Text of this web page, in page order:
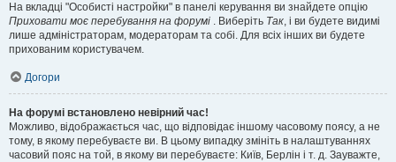
На вкладці "Особисті настройки" в панелі керування ви знайдете опцію
Приховати моє перебування на форумі . Виберіть Так, і ви будете видимі
лише адміністраторам, модераторам та собі. Для всіх інших ви будете
прихованим користувачем.
Догори
На форумі встановлено невірний час!
Можливо, відображається час, що відповідає іншому часовому поясу, а не
тому, в якому перебуваєте ви. В цьому випадку змініть в налаштуваннях
часовий пояс на той, в якому ви перебуваєте: Київ, Берлін і т. д. Зауважте,